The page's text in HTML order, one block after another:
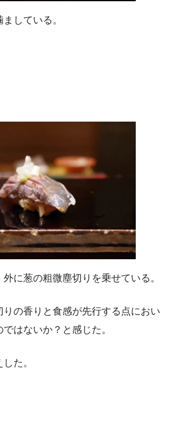
している。
に葱の粗微塵切りを乗せている。
の香りと食感が先行する点におい
はないか？と感じた。
た。